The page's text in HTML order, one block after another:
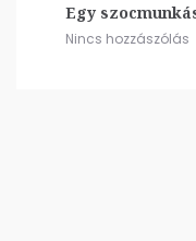
Egy
Nincs hozzászólás